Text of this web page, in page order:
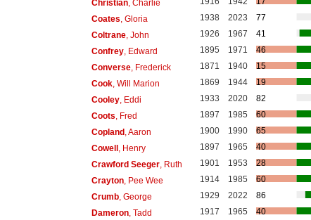
Christian, Charlie
Coates, Gloria 1938 2023
77
Coltrane, John 1926 1967
41
Confrey, Edward 1895 1971
46
Converse, Frederick 1871 1940
15
Cook, Will Marion 1869 1944
19
Cooley, Eddi 1933 2020
82
Coots, Fred 1897 1985
60
Copland , Aaron 1900 1990
65
Cowell , Henry 1897 1965
40
Crawford Seeger, Ruth 1901 1953
28
Crayton, Pee Wee 1914 1985
60
Crumb, George 1929 2022
86
Dameron, Tadd 1917 1965
40